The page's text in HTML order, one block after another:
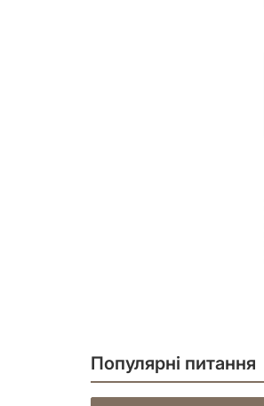
Популярні питання